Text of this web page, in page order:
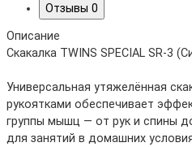
Отзывы 0
Описание
Скакалка TWINS SPECIAL SR-3
Универсальная утяжелённая
рукоятками обеспечивает
группы мышц — от рук и спины
для занятий в домашних